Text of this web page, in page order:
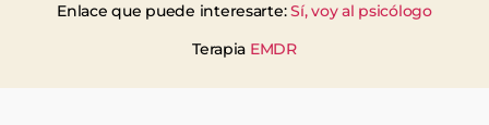
Enlace que puede interesarte:Sí, voy al psicólogo
Terapia EMDR